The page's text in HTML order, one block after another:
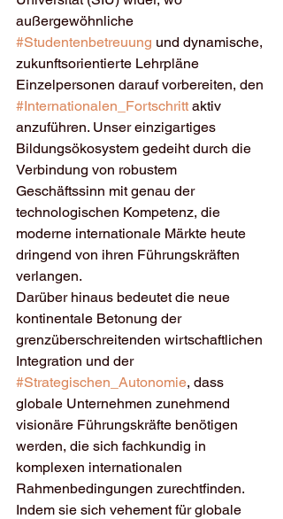
außergewöhnliche
#Studentenbetreuung und dynamische,
zukunftsorientierte Lehrpläne
Einzelpersonen darauf vorbereiten, den
#Internationalen_Fortschritt aktiv
anzuführen. Unser einzigartiges
Bildungsökosystem gedeiht durch die
Verbindung von robustem
Geschäftssinn mit genau der
technologischen Kompetenz, die
moderne internationale Märkte heute
dringend von ihren Führungskräften
verlangen.
Darüber hinaus bedeutet die neue
kontinentale Betonung der
grenzüberschreitenden wirtschaftlichen
Integration und der
#Strategischen_Autonomie, dass
globale Unternehmen zunehmend
visionäre Führungskräfte benötigen
werden, die sich fachkundig in
komplexen internationalen
Rahmenbedingungen zurechtfinden.
Indem sie sich vehement für globale